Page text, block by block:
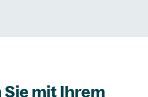
mit Ihrem